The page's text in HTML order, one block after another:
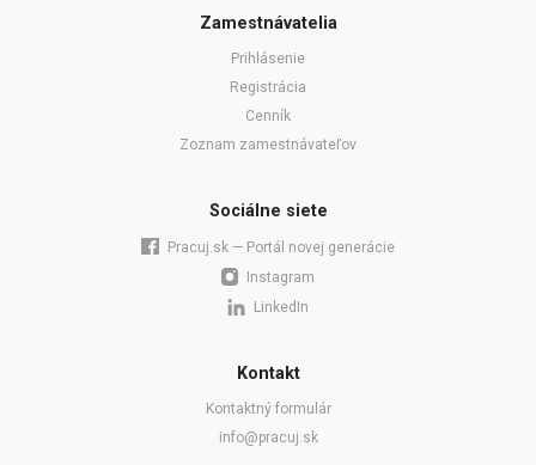
Zamestnávatelia
Prihlásenie
Registrácia
Cenník
Zoznam zamestnávateľov
Sociálne siete
Pracuj.sk — Portál novej generácie
Instagram
LinkedIn
Kontakt
Kontaktný formulár
info@pracuj.sk